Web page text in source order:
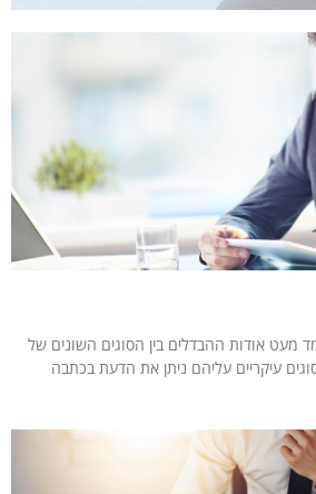
מעט אודות ההבדלים בין הסוגים השונים של
עיקריים עליהם ניתן את הדעת בכתבה